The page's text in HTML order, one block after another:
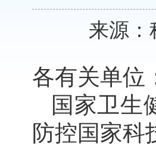
来源：
各有关单位
国家卫生
防控国家科